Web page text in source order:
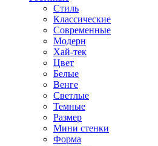
Стиль
Классические
Современные
Модерн
Хай-тек
Цвет
Белые
Венге
Светлые
Темные
Размер
Мини стенки
Форма